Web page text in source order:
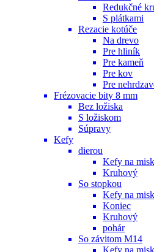
Redukčné
S plátkami
Rezacie kotúče
Na drevo
Pre hliník
Pre kameň
Pre kov
Pre
Frézovacie bity 8 mm
Bez ložiska
S ložiskom
Súpravy
Kefy
dierou
Kefy na
Kruhový
So stopkou
Kefy na
Koniec
Kruhový
pohár
So závitom M14
Kefy na